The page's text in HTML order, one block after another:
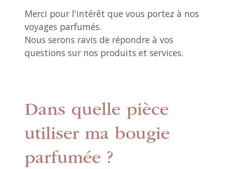
Merci pour l'intérêt que vous portez à nos
voyages parfumés.
Nous serons ravis de répondre à vos
questions sur nos produits et services.
Dans quelle pièce
utiliser ma bougie
parfumée ?